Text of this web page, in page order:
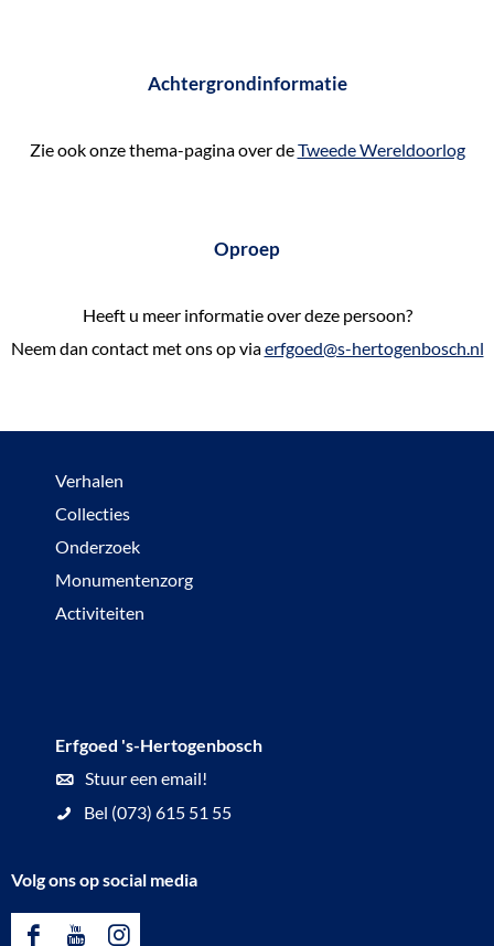
n
Achtergrondinformatie
Zie ook onze thema-pagina over deTweede Wereldoorlog
Oproep
Heeft u meer informatie over deze persoon?
Neem dan contact met ons op viaerfgoed@s-hertogenbosch.nl
Verhalen
Collecties
Onderzoek
Monumentenzorg
Activiteiten
Erfgoed 's-Hertogenbosch
Stuur een email!
Bel (073) 615 51 55
Volg ons op social media